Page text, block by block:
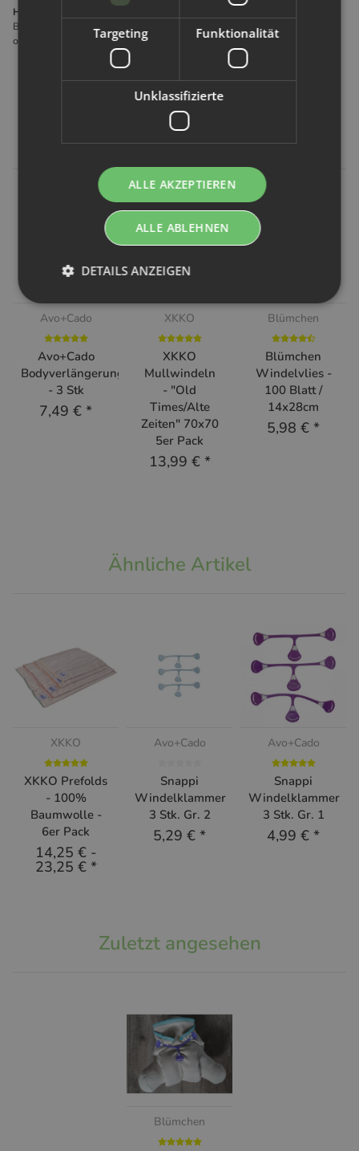
Hersteller gemäß GPSR
Blümchen Stoffwindel GmbH Pfarrzeile 7 2202 Großmugl Österreich
office@stoffwindelcompany.at
Kunden kauften dazu folgende
Artikel:
Avo+Cado
Avo+Cado
Bodyverlängerung
- 3 Stk
7,49 € *
XKKO
XKKO
Mullwindeln
- "Old
Times/Alte
Zeiten" 70x70
5er Pack
13,99 € *
Blümchen
Blümchen
Windelvlies -
100 Blatt /
14x28cm
5,98 € *
Ähnliche Artikel
XKKO
XKKO Prefolds
- 100%
Baumwolle -
6er Pack
14,25 €-
23,25 € *
Avo+Cado
Snappi
Windelklammer
3 Stk. Gr. 2
5,29 € *
Avo+Cado
Snappi
Windelklammer
3 Stk. Gr. 1
4,99 € *
Zuletzt angesehen
Blümchen
Targeting Funktionalität
Unklassifizierte
ALLE AKZEPTIEREN
ALLE ABLEHNEN
DETAILS ANZEIGEN